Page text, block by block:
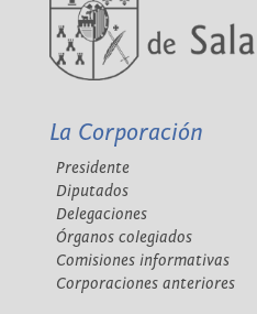
La Corporación
Presidente
Diputados
Delegaciones
Órganos colegiados
Comisiones informativas
Corporaciones anteriores